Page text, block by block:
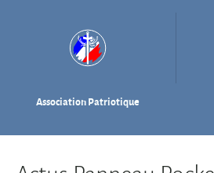
Actus Panneau Pocket
L'actualité officielle de la mairie